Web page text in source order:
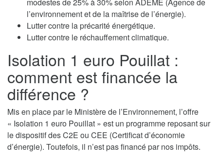
l’environnement et de la maîtrise de l’énergie).
Lutter contre la précarité énergétique.
Lutter contre le réchauffement climatique.
Isolation 1 euro Pouillat :
comment est financée la
différence ?
Mis en place par le Ministère de l’Environnement, l’offre
« Isolation 1 euro Pouillat » est un programme reposant sur
le dispositif des C2E ou CEE (Certificat d’économie
d’énergie). Toutefois, il n’est pas financé par nos impôts.